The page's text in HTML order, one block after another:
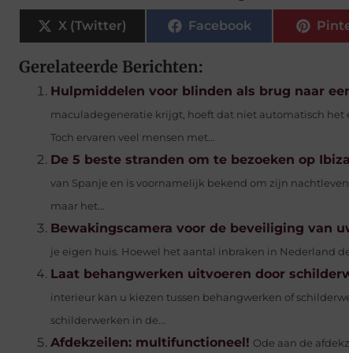
X (Twitter) Facebook
Gerelateerde Berichten:
Hulpmiddelen voor blinden als brug naar
maculadegeneratie krijgt, hoeft dat niet automatisch het
Toch ervaren veel mensen met...
De 5 beste stranden om te bezoeken op
van Spanje en is voornamelijk bekend om zijn
maar het...
Bewakingscamera voor de beveiliging van
je eigen huis. Hoewel het aantal inbraken in Nederland
Laat behangwerken uitvoeren door
interieur kan u kiezen tussen behangwerken of
schilderwerken in de...
Afdekzeilen: multifunctioneel! Ode aan de